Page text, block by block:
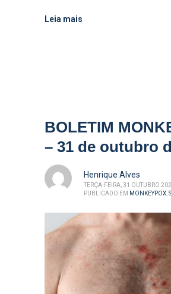
Leia mais
BOLETIM
– 31 de outubro
Henrique Alves
TERÇA-FEIRA, 31 OUTUBRO
PUBLICADO EM MONKEYPOX,